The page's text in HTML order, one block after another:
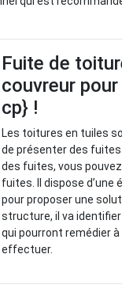
Fuite de
couvreur
cp} !
Les toitures en tuiles
de présenter des
des fuites, vous
fuites. Il dispose d’une
pour proposer une
structure, il va
qui pourront remédier
effectuer.